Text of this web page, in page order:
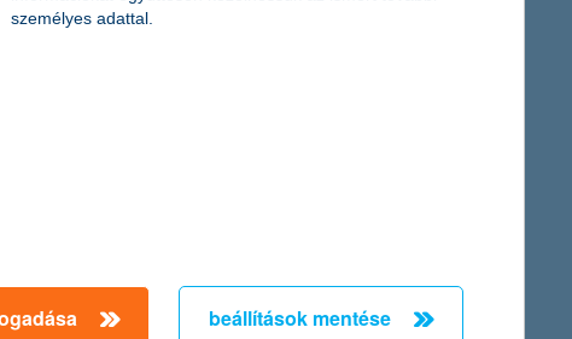
személyes adattal.
beállítások mentése